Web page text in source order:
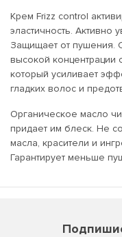
Крем Frizz control
эластичность. Активно
Защищает от пушения.
высокой
который усиливает
гладких волос и
Органическое масло
придает им блеск. Не
масла, красители и
Гарантирует меньше